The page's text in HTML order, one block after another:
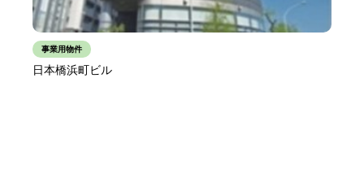
事業用物件
日本橋浜町ビル